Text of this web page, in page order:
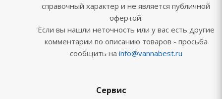
справочный характер и не является публичной
офертой.
Если вы нашли неточность или у вас есть другие
комментарии по описанию товаров - просьба
сообщить на info@vannabest.ru
Сервис